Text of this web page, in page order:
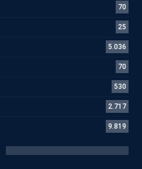
70
25
5.036
70
530
2.717
9.819